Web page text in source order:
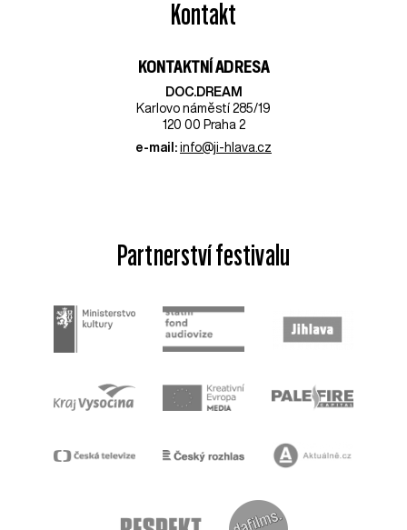
Kontakt
KONTAKTNÍ ADRESA
DOC.DREAM​
Karlovo náměstí 285/19
120 00 Praha 2
e-mail: info@ji-hlava.cz
Partnerství festivalu